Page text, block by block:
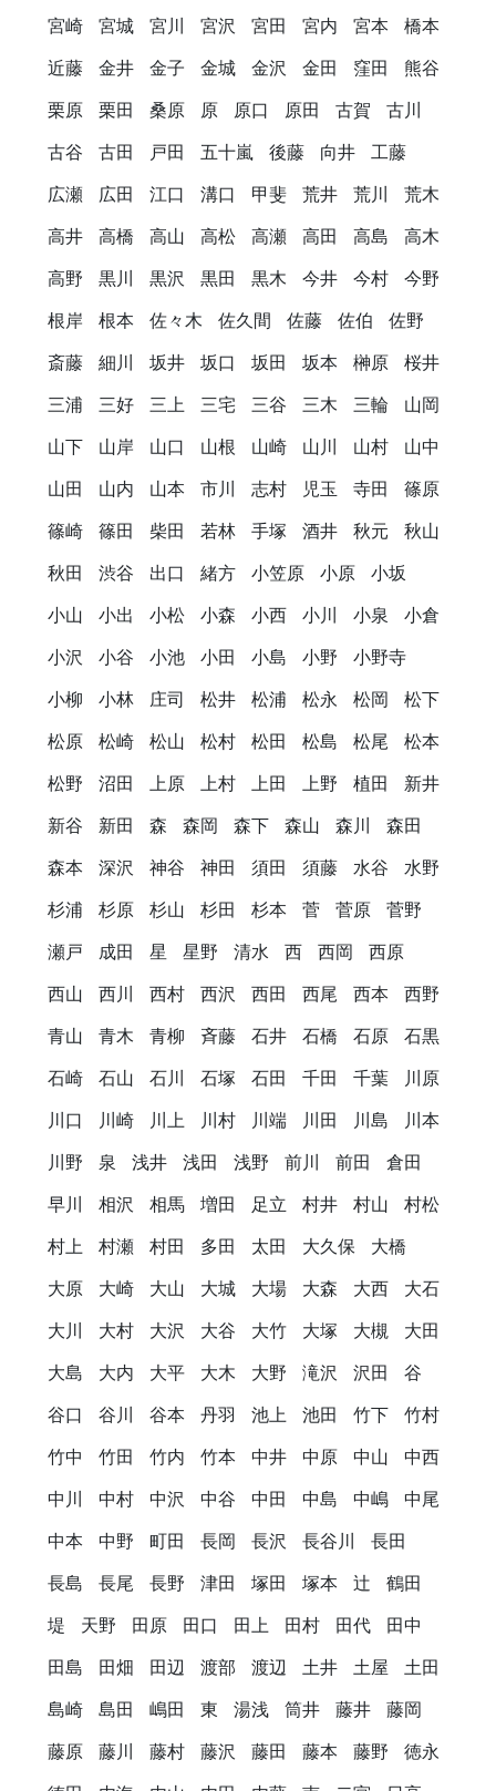
宮崎
宮城 宮川 宮沢 宮田 宮内 宮本
橋本
近藤
金井 金子 金城 金沢 金田 窪田
熊谷
栗原
栗田 桑原 原 原口 原田 古賀
古川
古谷
古田 戸田 五十嵐 後藤 向井
工藤
広瀬
広田 江口 溝口 甲斐 荒井 荒川
荒木
高井
高橋 高山 高松 高瀬 高田 高島
高木
高野
黒川 黒沢 黒田 黒木 今井 今村
今野
根岸
根本 佐々木 佐久間 佐藤 佐伯
佐野
斎藤
細川 坂井 坂口 坂田 坂本 榊原
桜井
三浦
三好 三上 三宅 三谷 三木 三輪
山岡
山下
山岸 山口 山根 山崎 山川 山村
山中
山田
山内 山本 市川 志村 児玉 寺田
篠原
篠崎
篠田 柴田 若林 手塚 酒井 秋元
秋山
秋田
渋谷 出口 緒方 小笠原 小原
小坂
小山
小出 小松 小森 小西 小川 小泉
小倉
小沢
小谷 小池 小田 小島 小野
小野寺
小柳
小林 庄司 松井 松浦 松永 松岡
松下
松原
松崎 松山 松村 松田 松島 松尾
松本
松野
沼田 上原 上村 上田 上野 植田
新井
新谷
新田 森 森岡 森下 森山 森川
森田
森本
深沢 神谷 神田 須田 須藤 水谷
水野
杉浦
杉原 杉山 杉田 杉本 菅 菅原
菅野
瀬戸
成田 星 星野 清水 西 西岡
西原
西山
西川 西村 西沢 西田 西尾 西本
西野
青山
青木 青柳 斉藤 石井 石橋 石原
石黒
石崎
石山 石川 石塚 石田 千田 千葉
川原
川口
川崎 川上 川村 川端 川田 川島
川本
川野
泉 浅井 浅田 浅野 前川 前田
倉田
早川
相沢 相馬 増田 足立 村井 村山
村松
村上
村瀬 村田 多田 太田 大久保
大橋
大原
大崎 大山 大城 大場 大森 大西
大石
大川
大村 大沢 大谷 大竹 大塚 大槻
大田
大島
大内 大平 大木 大野 滝沢 沢田
谷
谷口
谷川 谷本 丹羽 池上 池田 竹下
竹村
竹中
竹田 竹内 竹本 中井 中原 中山
中西
中川
中村 中沢 中谷 中田 中島 中嶋
中尾
中本
中野 町田 長岡 長沢 長谷川
長田
長島
長尾 長野 津田 塚田 塚本 辻
鶴田
堤
天野 田原 田口 田上 田村 田代
田中
田島
田畑 田辺 渡部 渡辺 土井 土屋
土田
島崎
島田 嶋田 東 湯浅 筒井 藤井
藤岡
藤原
藤川 藤村 藤沢 藤田 藤本 藤野
徳永